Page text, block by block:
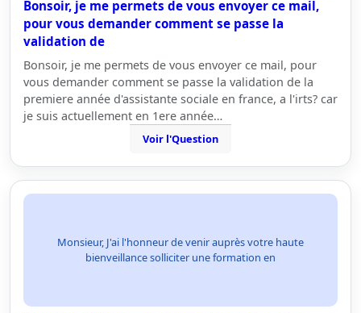
Bonsoir, je me permets de vous envoyer ce mail,
pour vous demander comment se passe la
validation de
Bonsoir, je me permets de vous envoyer ce mail, pour
vous demander comment se passe la validation de la
premiere année d'assistante sociale en france, a l'irts? car
je suis actuellement en 1ere année…
Voir l'Question
Monsieur, J'ai l'honneur de venir auprès votre haute
bienveillance solliciter une formation en